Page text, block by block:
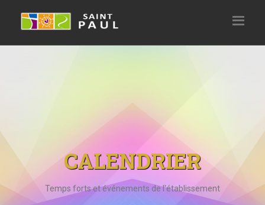
CALENDRIER
Temps forts et événements de l'établissement